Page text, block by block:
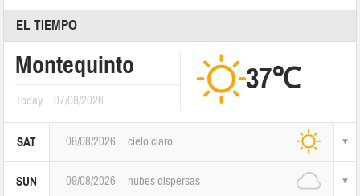
EL TIEMPO
Montequinto
Today 07/08/2026
37℃
SAT 08/08/2026 cielo claro
SUN 09/08/2026 nubes dispersas